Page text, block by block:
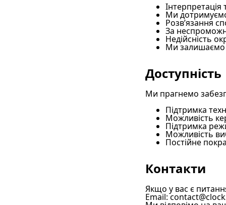
Ми
Розв’язання
За
Недійсність
Ми залишаємо
Доступність
Ми прагнемо
Підтримка
Можливість
Підтримка
Можливість
Постійне
Контакти
Якщо у вас є
Email: